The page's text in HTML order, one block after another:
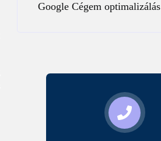
Google Cégem optimalizálás